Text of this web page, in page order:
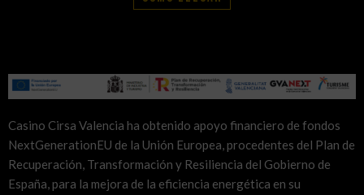
Casino Cirsa Valencia ha obtenido apoyo financiero de fondos
NextGenerationEU de la Unión Europea, procedentes del Plan de
Recuperación, Transformación y Resiliencia del Gobierno de
España, para la mejora de la eficiencia energética en su